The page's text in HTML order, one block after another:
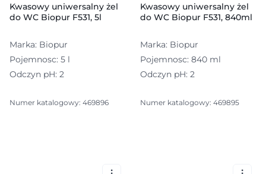
Kwasowy uniwersalny żel
do WC Biopur F531, 5l
Marka: Biopur
Pojemnosc: 5 l
Odczyn pH: 2
Numer katalogowy: 469896
Kwasowy uniwersalny żel
do WC Biopur F531, 840ml
Marka: Biopur
Pojemnosc: 840 ml
Odczyn pH: 2
Numer katalogowy: 469895